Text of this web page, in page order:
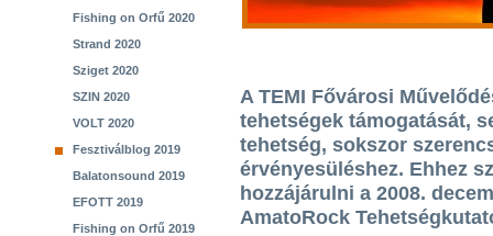
Fishing on Orfű 2020
Strand 2020
Sziget 2020
SZIN 2020
VOLT 2020
Fesztiválblog 2019
Balatonsound 2019
EFOTT 2019
Fishing on Orfű 2019
A TEMI Fővárosi
tehetségek támogatását,
tehetség, sokszor
érvényesüléshez. Ehhez
hozzájárulni a 2008.
AmatoRock